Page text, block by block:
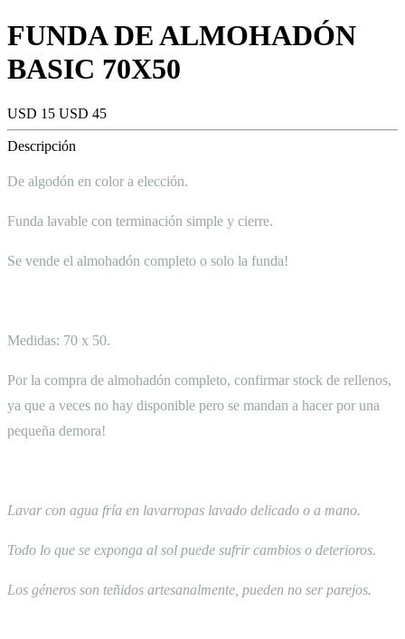
FUNDA DE ALMOHADÓN
BASIC 70X50
USD 15 USD 45
Descripción
De algodón en color a elección.
Funda lavable con terminación simple y cierre.
Se vende el almohadón completo o solo la funda!
Medidas: 70 x 50.
Por la compra de almohadón completo, confirmar stock de rellenos,
ya que a veces no hay disponible pero se mandan a hacer por una
pequeña demora!
Lavar con agua fría en lavarropas lavado delicado o a mano.
Todo lo que se exponga al sol puede sufrir cambios o deterioros.
Los géneros son teñidos artesanalmente, pueden no ser parejos.